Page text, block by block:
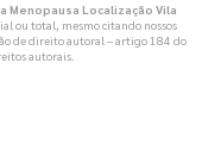
Menopausa Localização Vila
ou total, mesmo citando nossos
de direito autoral – artigo 184 do
autorais